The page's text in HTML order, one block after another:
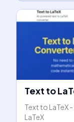
Text to
Text to LaTeX
LaTeX